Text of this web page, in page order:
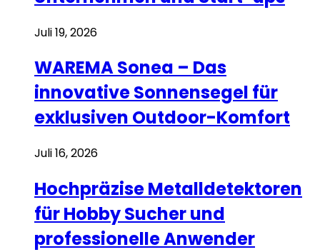
Juli 19, 2026
WAREMA Sonea – Das
innovative Sonnensegel für
exklusiven Outdoor-Komfort
Juli 16, 2026
Hochpräzise Metalldetektoren
für Hobby Sucher und
professionelle Anwender